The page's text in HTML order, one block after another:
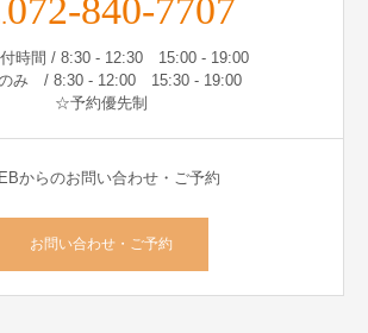
072-840-7707
時間 / 8:30 - 12:30 15:00 - 19:00
み / 8:30 - 12:00 15:30 - 19:00
☆予約優先制
からのお問い合わせ・ご予約
お問い合わせ・ご予約